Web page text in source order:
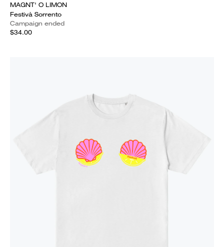
MAGNT' O LIMON
Festivà Sorrento
Campaign ended
$34.00